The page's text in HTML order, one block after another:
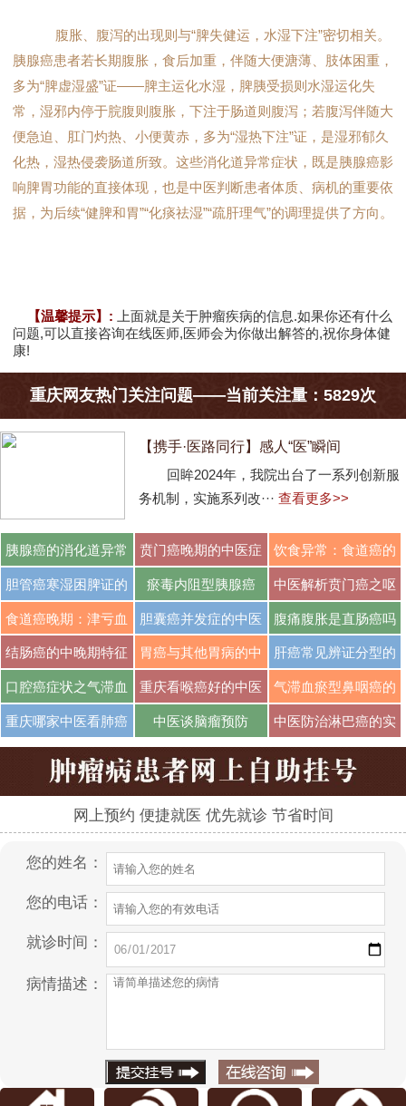
腹胀、腹泻的出现则与“脾失健运，水湿下注”密切相关。
胰腺癌患者若长期腹胀，食后加重，伴随大便溏薄、肢体困重，
多为“脾虚湿盛”证——脾主运化水湿，脾胰受损则水湿运化失
常，湿邪内停于脘腹则腹胀，下注于肠道则腹泻；若腹泻伴随大
便急迫、肛门灼热、小便黄赤，多为“湿热下注”证，是湿邪郁久
化热，湿热侵袭肠道所致。这些消化道异常症状，既是胰腺癌影
响脾胃功能的直接体现，也是中医判断患者体质、病机的重要依
据，为后续“健脾和胃”“化痰祛湿”“疏肝理气”的调理提供了方向。
【温馨提示】: 上面就是关于肿瘤疾病的信息.如果你还有什么
问题,可以直接咨询在线医师,医师会为你做出解答的,祝你身体健
康!
重庆网友热门关注问题——当前关注量：5829次
【携手·医路同行】感人“医”瞬间
回眸2024年，我院出台了一系列创新服
务机制，实施系列改···查看更多>>
胰腺癌的消化道异常
···
贲门癌晚期的中医症
···
饮食异常：食道癌的
···
胆管癌寒湿困脾证的
···
瘀毒内阻型胰腺癌 中医解析贲门癌之呕
···
食道癌晚期：津亏血
···
胆囊癌并发症的中医
···
腹痛腹胀是直肠癌吗
···
结肠癌的中晚期特征 胃癌与其他胃病的中
···
肝癌常见辨证分型的
···
口腔癌症状之气滞血
···
重庆看喉癌好的中医
···
气滞血瘀型鼻咽癌的
···
重庆哪家中医看肺癌
···
中医谈脑瘤预防 中医防治淋巴癌的实
···
网上预约 便捷就医 优先就诊 节省时间
您的姓名：
您的电话：
就诊时间：
病情描述：